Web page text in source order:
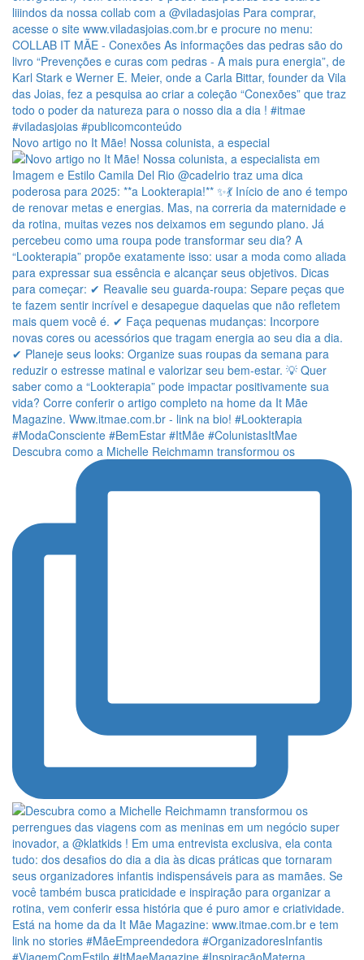
Novo artigo no It Mãe! Nossa colunista, a especial
Descubra como a Michelle Reichmamn transformou os